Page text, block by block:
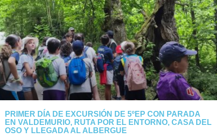
PRIMER DÍA DE EXCURSIÓN DE 5ºEP CON PARADA
EN VALDEMURIO, RUTA POR EL ENTORNO, CASA DEL
OSO Y LLEGADA AL ALBERGUE